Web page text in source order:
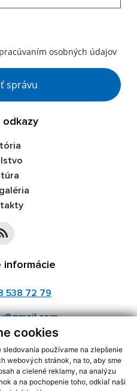
cookies
používame na zlepšenie
webových stránok, na to, aby sme
a cielené reklamy, na analýzu
a na pochopenie toho, odkiaľ naši
osobných údajov
správu
odkazy
informácie
538 72 79
informácií s využitím RSS
2,Mapa stránok,web portál